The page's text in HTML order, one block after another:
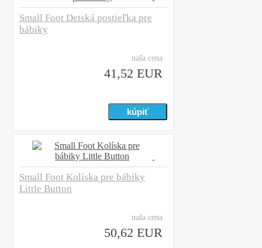
Small Foot Detská postieľka pre
bábiky
naša cena
41,52 EUR
Small Foot Kolíska pre bábiky
Little Button
naša cena
50,62 EUR